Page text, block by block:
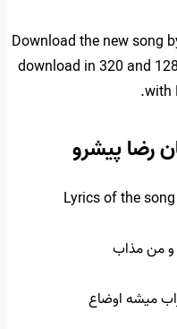
Download the new song
download in 320 and
with
رضا پیشرو
Lyrics of the
من مذاب
میشه اوضاع